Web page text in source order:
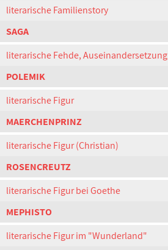
literarische Familienstory
SAGA
literarische Fehde, Auseinandersetzung
POLEMIK
literarische Figur
MAERCHENPRINZ
literarische Figur (Christian)
ROSENCREUTZ
literarische Figur bei Goethe
MEPHISTO
literarische Figur im "Wunderland"